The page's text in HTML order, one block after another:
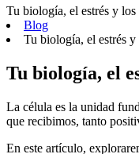
Tu biología, el estrés y los
Blog
Tu biología, el estrés y
Tu biología, el
La célula es la unidad
que recibimos, tanto
En este artículo,